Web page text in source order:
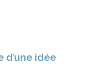
d’une idée